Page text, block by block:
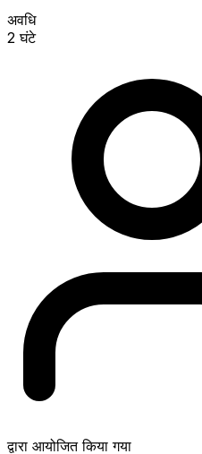
अवधि
2 घंटे
द्वारा आयोजित किया गया